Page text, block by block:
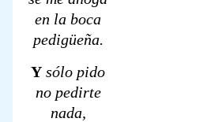
en la boca
pedigüeña.
Y sólo pido
no pedirte
nada,